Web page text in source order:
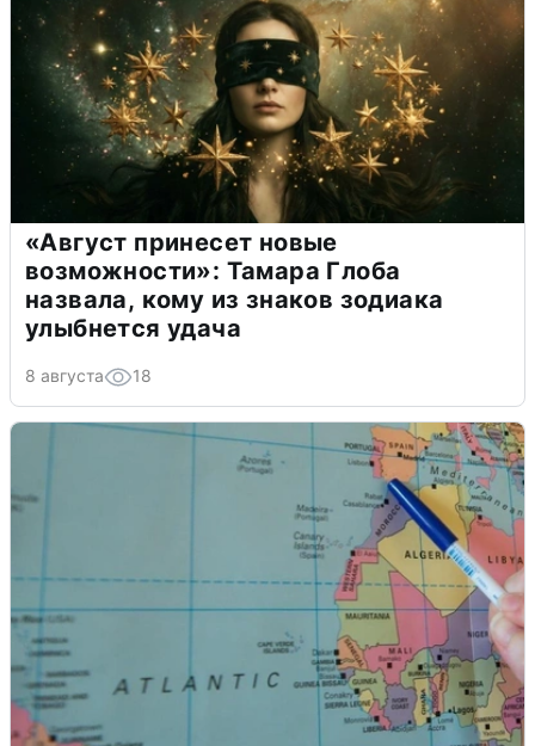
«Август принесет новые
возможности»: Тамара Глоба
назвала, кому из знаков зодиака
улыбнется удача
8 августа 18